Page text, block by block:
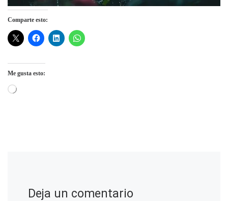
Comparte esto:
Me gusta esto:
Cargando...
Deja un comentario